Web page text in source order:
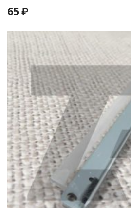
65 ₽